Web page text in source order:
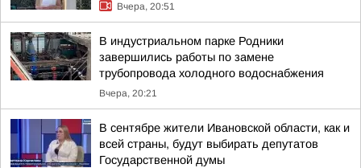
Вчера, 20:51
В индустриальном парке Родники
завершились работы по замене
трубопровода холодного водоснабжения
Вчера, 20:21
В сентябре жители Ивановской области, как и
всей страны, будут выбирать депутатов
Государственной думы